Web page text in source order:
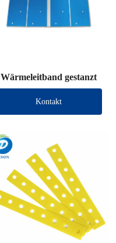
Wärmeleitband gestanzt
Kontakt